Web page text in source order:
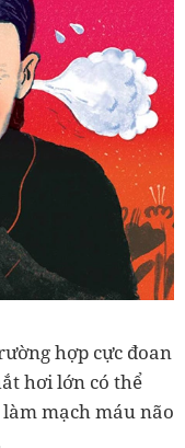
hợp cực đoan
hơi lớn có thể
mạch máu não